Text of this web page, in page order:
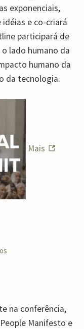
exponenciais,
idéias e co-criará
participará de
lado humano da
humano da
da tecnologia.
Mais
na conferência,
Manifesto e